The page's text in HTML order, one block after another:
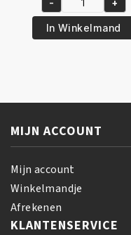
was:
€5.95.
is:
€4.95.
A3
Lemon
Cream
25ml
aantal
In Winkelmand
MIJN ACCOUNT
Mijn account
Winkelmandje
Afrekenen
KLANTENSERVICE